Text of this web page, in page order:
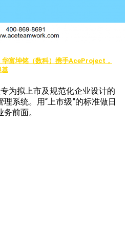
富坤铭（数科）携手AceProject，
基
为拟上市及规范化企业设计的
系统。用“上市级”的标准做日
前面。